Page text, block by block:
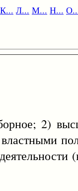
К... Л... М... Н...
2)